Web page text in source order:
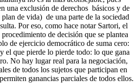
una exclusión de derechos básicos y de
de vida) de una parte de la sociedad
Por eso, como hace notar Sartori, el
de decisión que se plantea
de ejercicio democrático de suma cero:
el que pierde lo pierde todo: lo que gana
No hay lugar real para la negociación,
de todos los sujetos que participan en
ganancias parciales de todos ellos.